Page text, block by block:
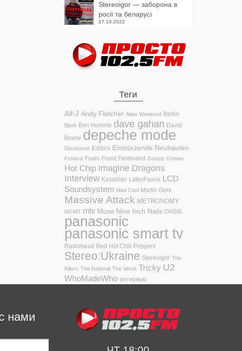
Stereoigor — заборона в
росії та беларусі
27.10.2022
Теги
Alt-J Andy Fletcher Atlas Weekend Berlin
Bjork Bon Homme dave gahan David
Bowie depeche mode
Disclosure Editors Einstürzende Neubauten
Festival Foals Franz Ferdinand Gossip Grimes
Hot Chip Imagine Dragons
Interview Kasabian LatexFauna LCD
Soundsystem Mad Cool Martin Gore
Massive Attack METRONOMY
MGMT mtv Muse Nine Inch Nails OASIS
panasonic
panasonic smart tv
Radiohead Red Hot Chili Peppers
Stereo:Ukraine Stereoigor The
Killers The National The Verve Tricky U2
WhoMadeWho интервью
нами